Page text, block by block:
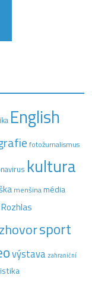
English
fotožurnalismus
kultura
menšinamédia
Rozhlas
sport
výstava zahraniční